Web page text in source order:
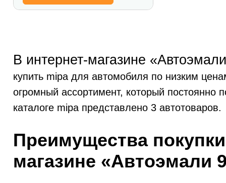
В интернет-магазине
купить mipa для автомобиля по низким
огромный ассортимент, который постоянно
каталоге mipa представлено 3 автотоваров.
Преимущества
магазине «Автоэмали